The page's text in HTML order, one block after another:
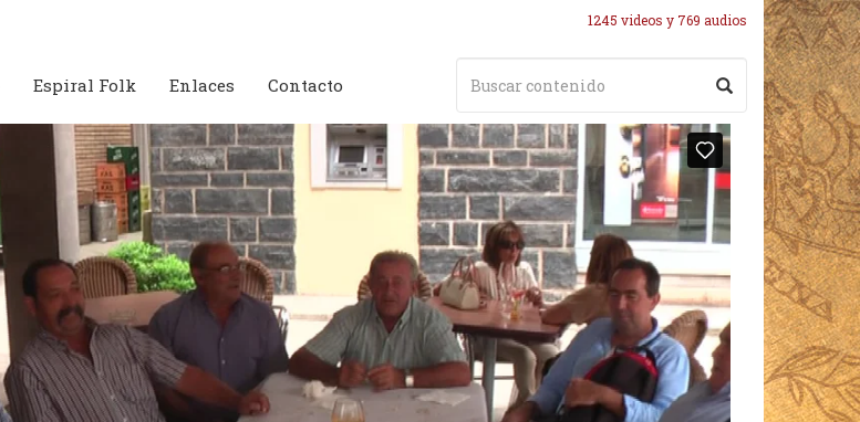
1245 videos y 769 audios
Espiral Folk Enlaces Contacto